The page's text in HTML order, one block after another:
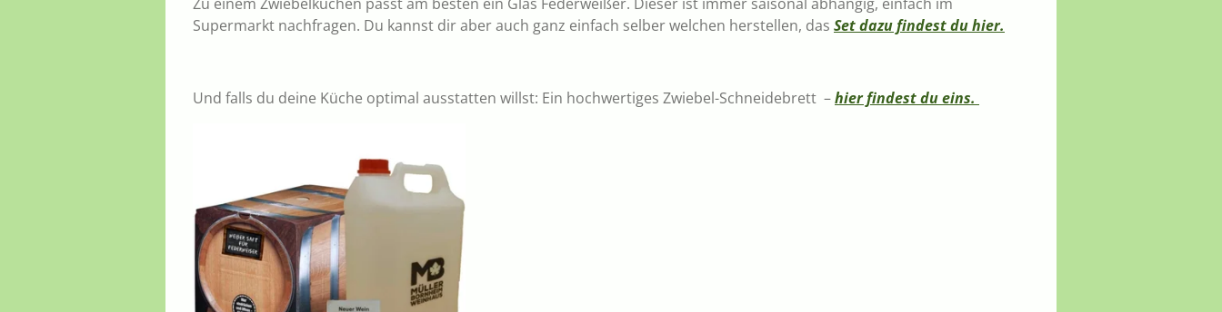
Supermarkt nachfragen. Du kannst dir aber auch ganz einfach selber welchen herstellen, das Set dazu findest du hier.
Und falls du deine Küche optimal ausstatten willst: Ein hochwertiges Zwiebel-Schneidebrett –hier findest du eins.